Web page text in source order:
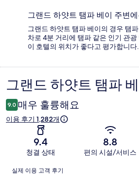
그랜드 하얏트 탬파 베이 주변
그랜드 하얏트 탬파 베이의 경우 탬
차로 4분 거리에 탬파 같은 인기 관
이 호텔의 위치가 좋다고 평가합니다.
이
용
후
그랜드 하얏트 탬파
9.0 매우 훌륭해요
이용 후기 1,282개
9.4
청결 상태
8.8
편의 시설/서비스
이
실제 이용 고객 후기